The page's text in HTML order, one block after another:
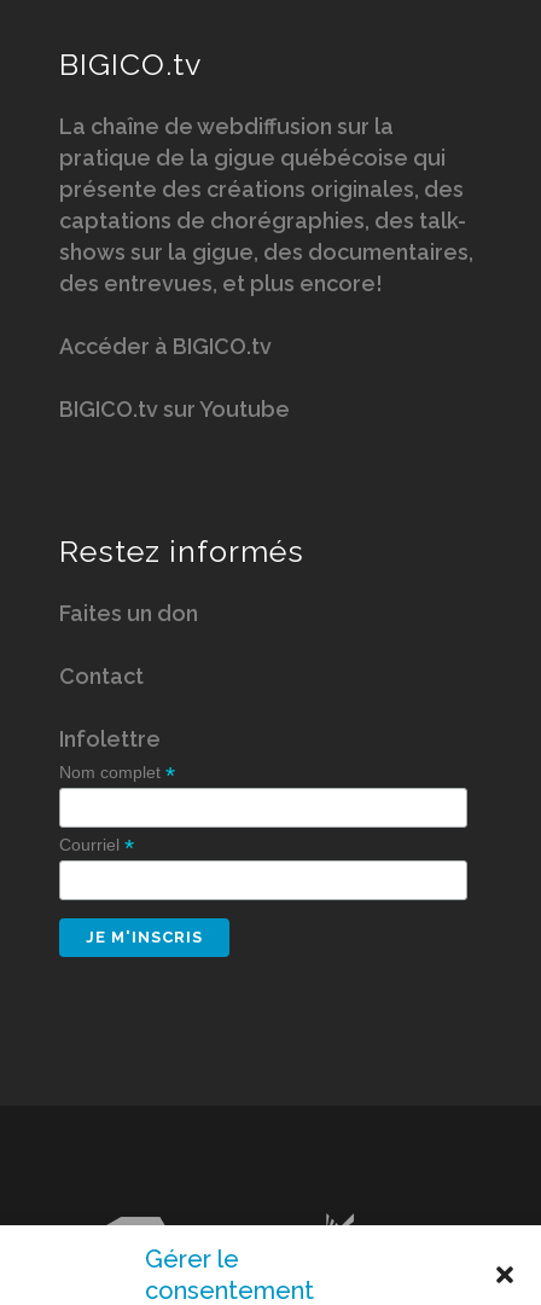
Gérer le
consentement
BIGICO.tv
La chaîne de webdiffusion sur la
pratique de la gigue québécoise qui
présente des créations originales, des
captations de chorégraphies, des talk-
shows sur la gigue, des documentaires,
des entrevues, et plus encore!
Accéder à BIGICO.tv
BIGICO.tv sur Youtube
Restez informés
Faites un don
Contact
Infolettre
Nom complet *
Courriel *